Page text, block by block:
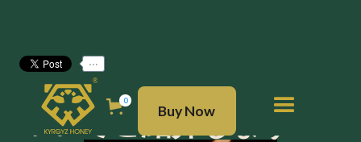
...
0 BUY NOW
Buy Now
キルギスの白い蜂蜜に
ついてご紹介します！